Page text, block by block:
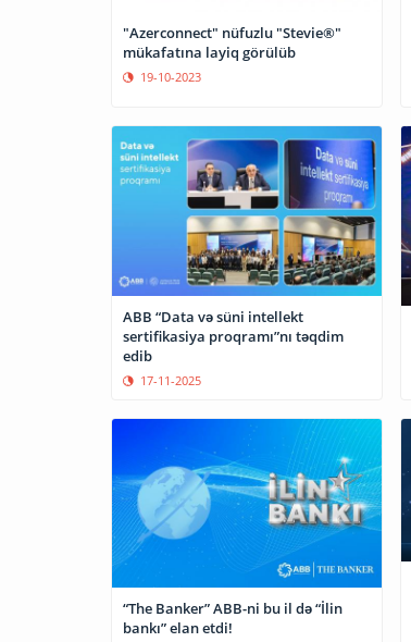
"Azerconnect" nüfuzlu "Stevie®"
mükafatına layiq görülüb
19-10-2023
ABB “Data və süni intellekt
sertifikasiya proqramı”nı təqdim
edib
17-11-2025
“The Banker” ABB-ni bu il də “İlin
bankı” elan etdi!